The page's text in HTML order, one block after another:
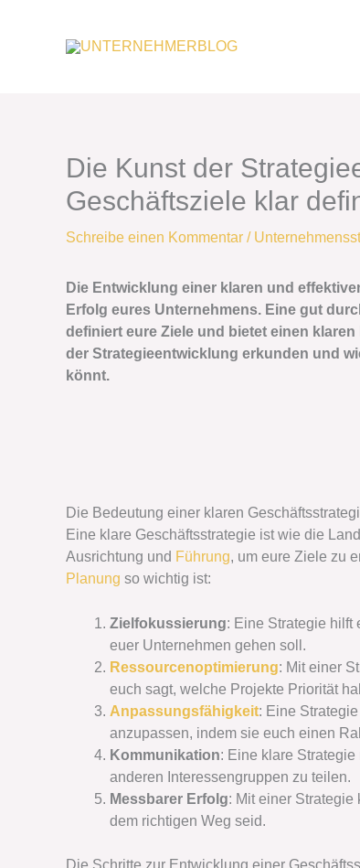
Die Kunst der
Geschäftsziele klar
Schreibe einen Kommentar /
Die Entwicklung einer klaren und
Erfolg eures Unternehmens. Eine gut
definiert eure Ziele und bietet einen
der Strategieentwicklung erkunden und
könnt.
Die Bedeutung einer klaren
Eine klare Geschäftsstrategie ist wie die
Ausrichtung und Führung, um eure Ziele zu
Planung so wichtig ist:
Zielfokussierung: Eine Strategie hilft
euer Unternehmen gehen soll.
Ressourcenoptimierung: Mit einer
euch sagt, welche Projekte Priorität
Anpassungsfähigkeit: Eine
anzupassen, indem sie euch einen
Kommunikation: Eine klare
anderen Interessengruppen zu teilen.
Messbarer Erfolg: Mit einer Strategie
dem richtigen Weg seid.